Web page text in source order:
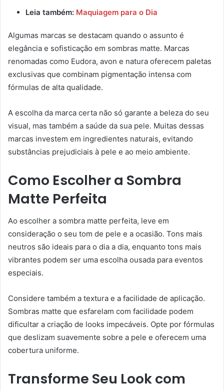
Leia também: Maquiagem para o Dia
Algumas marcas se destacam quando o assunto é
elegância e sofisticação em sombras matte. Marcas
renomadas como Eudora, avon e natura oferecem paletas
exclusivas que combinam pigmentação intensa com
fórmulas de alta qualidade.
A escolha da marca certa não só garante a beleza do seu
visual, mas também a saúde da sua pele. Muitas dessas
marcas investem em ingredientes naturais, evitando
substâncias prejudiciais à pele e ao meio ambiente.
Como Escolher a Sombra
Matte Perfeita
Ao escolher a sombra matte perfeita, leve em
consideração o seu tom de pele e a ocasião. Tons mais
neutros são ideais para o dia a dia, enquanto tons mais
vibrantes podem ser uma escolha ousada para eventos
especiais.
Considere também a textura e a facilidade de aplicação.
Sombras matte que esfarelam com facilidade podem
dificultar a criação de looks impecáveis. Opte por fórmulas
que deslizam suavemente sobre a pele e oferecem uma
cobertura uniforme.
Transforme Seu Look com